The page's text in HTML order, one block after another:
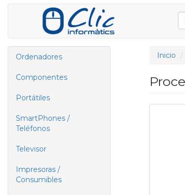
Ordenadores
Componentes
Portátiles
SmartPhones /
Teléfonos
Televisor
Impresoras /
Consumibles
Inicio